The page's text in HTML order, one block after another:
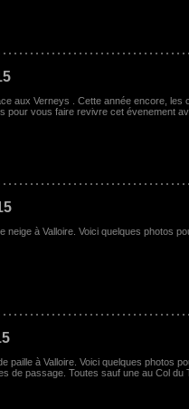
aux Verneys . Cette année encore,
pour vous faire revivre cet évenement
neige à Valloire. Voici quelques photos
paille à Valloire. Voici quelques photos
de passage. Toutes sauf une au Col